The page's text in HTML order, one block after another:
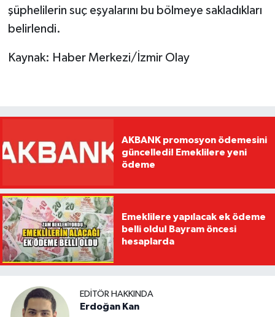
şüphelilerin suç eşyalarını bu bölmeye sakladıkları
belirlendi.
Kaynak: Haber Merkezi/İzmir Olay
AKBANK promosyon ödemesini
güncelledi! Emeklilere yeni
ödeme
Emeklilere yapılacak ek ödeme
belli oldu! Bayram öncesi
hesaplarda
EDITÖR HAKKINDA
Erdoğan Kan